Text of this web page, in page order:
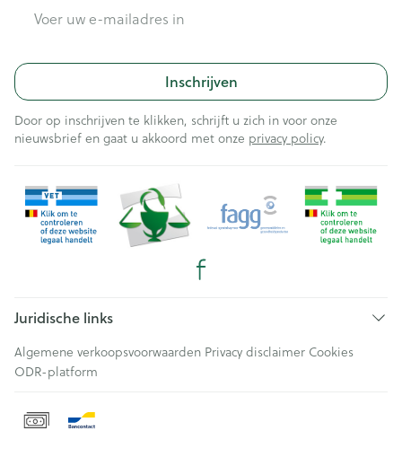
Inschrijven
Door op inschrijven te klikken, schrijft u zich in voor onze
nieuwsbrief en gaat u akkoord met onze privacy policy.
Juridische links
Algemene verkoopsvoorwaarden Privacy disclaimer Cookies
ODR-platform